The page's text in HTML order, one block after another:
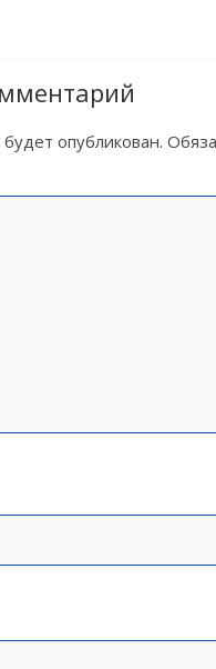
опубликован.